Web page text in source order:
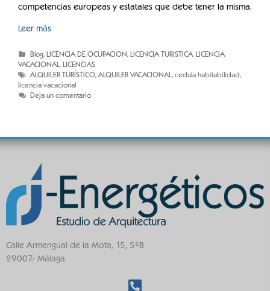
competencias europeas y estatales que debe tener la misma.
Leer más
Blog, LICENCIA DE OCUPACION, LICENCIA TURISTICA,
LICENCIA
VACACIONAL ,
LICENCIAS
ALQUILER TURÍSTICO,ALQUILER VACACIONAL,cedula habitabilidad,
licencia vacacional
Deja un comentario
Calle Armengual de la Mota, 15, 5ºB
29007.- Málaga